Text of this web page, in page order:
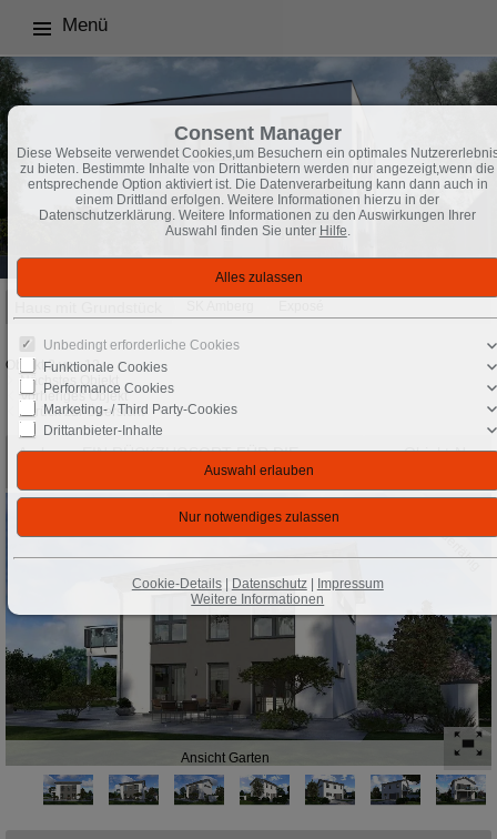
Menü
Objekt 2 von 12
Nächstes Objekt
Vorheriges Objekt
Zurück zur Übersicht
Amberg: EIN RÜCKZUGSORT FÜR DIE
Objekt-Nr.:
KFN förderfähig
Ansicht Garten
Consent Manager
Diese Webseite verwendet Cookies,um Besuchern ein optimales
zu bieten. Bestimmte Inhalte von Drittanbietern werden nur angezeigt,wenn die
entsprechende Option aktiviert ist. Die Datenverarbeitung kann dann auch in
einem Drittland erfolgen. Weitere Informationen hierzu in der
Datenschutzerklärung. Weitere Informationen zu den Auswirkungen Ihrer
Auswahl finden Sie unter Hilfe
Unbedingt erforderliche Cookies
Funktionale Cookies
Performance Cookies
Marketing- / Third Party-Cookies
Drittanbieter-Inhalte
Cookie-Details| Datenschutz|
Impressum
Weitere Informationen